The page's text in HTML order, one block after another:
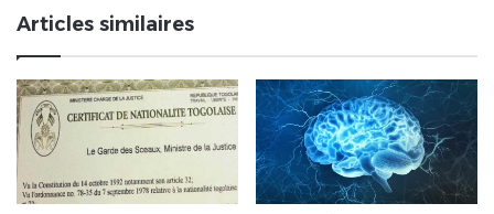
Faure
Gnassingbé
Articles similaires